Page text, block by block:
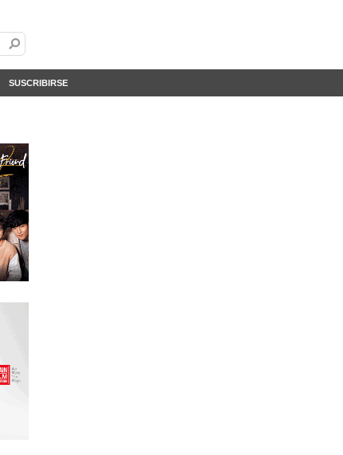
SUSCRIBIRSE